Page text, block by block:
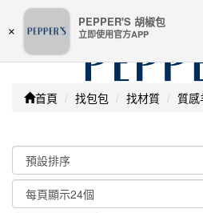
嚴防詐騙 | 本站未透過任
卡號等私人資訊，請立
Toggle
navigation
首頁 找包包 找材質 質感
×
PEPPER'S 胡椒包
立即使用官方APP